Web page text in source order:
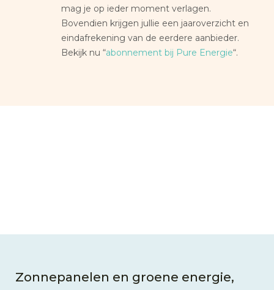
mag je op ieder moment verlagen.
Bovendien krijgen jullie een jaaroverzicht en
eindafrekening van de eerdere aanbieder.
Bekijk nu “abonnement bij Pure Energie“.
Zonnepanelen en groene energie,